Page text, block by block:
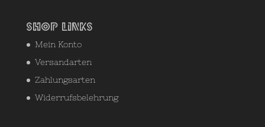
Shop Links
Mein Konto
Versandarten
Zahlungsarten
Widerrufsbelehrung